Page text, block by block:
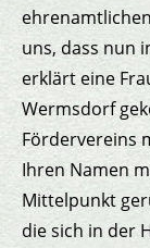
uns, dass nun
erklärt eine
Wermsdorf
Fördervereins
Ihren Namen
Mittelpunkt
die sich in der